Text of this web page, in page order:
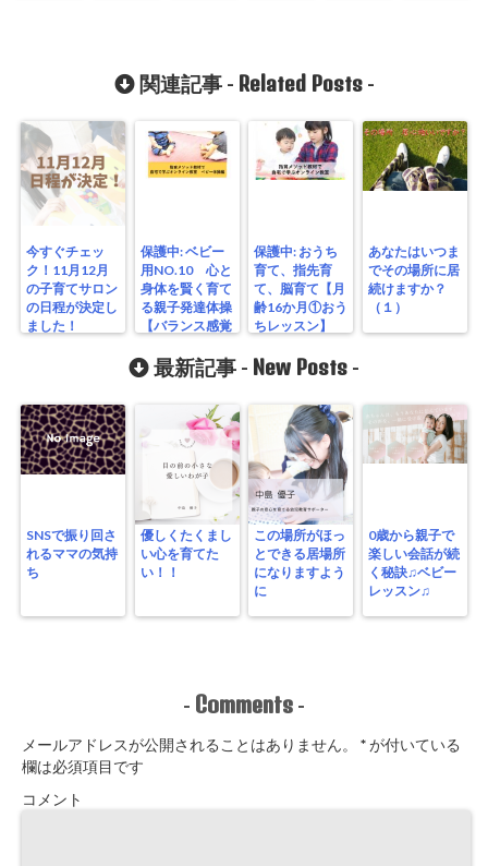
関連記事 - Related Posts-
今すぐチェッ
ク！11月12月
の子育てサロン
の日程が決定し
ました！
保護中: ベビー
用NO.10 心と
身体を賢く育て
る親子発達体操
【バランス感覚
保護中: おうち
育て、指先育
て、脳育て【月
齢16か月①おう
ちレッスン】
あなたはいつま
でその場所に居
続けますか？
（１）
最新記事 - New Posts -
SNSで振り回さ
れるママの気持
ち
優しくたくまし
い心を育てた
い！！
この場所がほっ
とできる居場所
になりますよう
に
0歳から親子で
楽しい会話が続
く秘訣♫ベビー
レッスン♫
- Comments -
メールアドレスが公開されることはありません。 *が付いている
欄は必須項目です
コメント